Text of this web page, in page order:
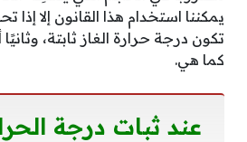
يمكننا استخدام هذا القانون إلا إذا
تكون درجة حرارة الغاز ثابتة،
كما هي.
عند ثبات درجة